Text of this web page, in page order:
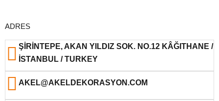
ADRES
ŞIRINTEPE, AKAN YILDIZ SOK. NO.12 KÂĞITHANE /
İSTANBUL / TURKEY
AKEL@AKELDEKORASYON.COM